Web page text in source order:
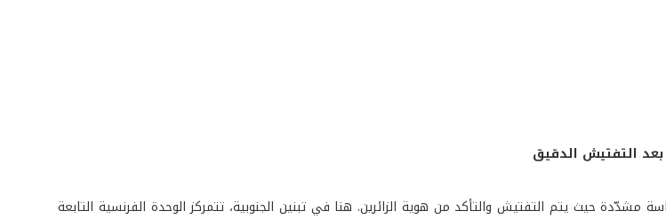
بعد التفتيش الدقيق
مشدّدة حيث يتم التفتيش والتأكد من هوية الزائرين. هنا في تبنين الجنوبية، تتمركز الوحدة الفرنسية التابعة